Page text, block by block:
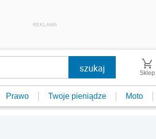
REKLAMA
Sklep
Prawo Twoje pieniądze Moto